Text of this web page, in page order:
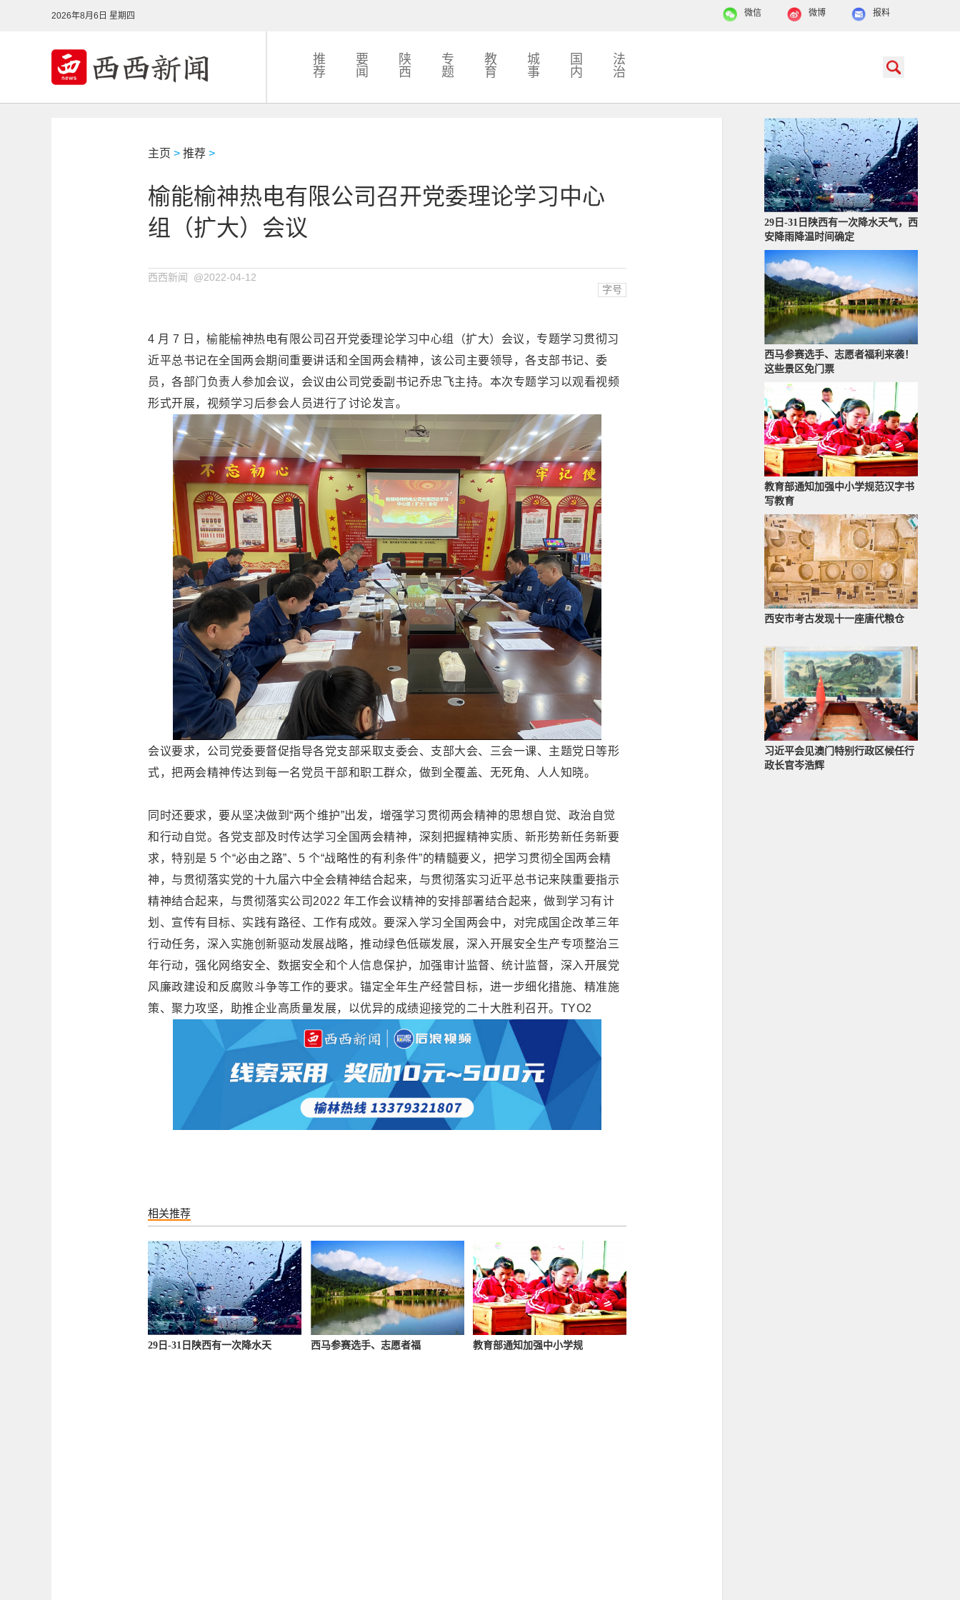
2026年8月6日 星期四 报料
微博
微信
推
荐
要
闻
陕
西
专
题
教
育
城
事
国
内
法
治
主页 > 推荐 >
榆能榆神热电有限公司召开党委理论学习中心
组（扩大）会议
西西新闻 @2022-04-12
字号
4 月 7 日，榆能榆神热电有限公司召开党委理论学习中心组（扩大）会议，专题学习贯彻习
近平总书记在全国两会期间重要讲话和全国两会精神，该公司主要领导，各支部书记、委
员，各部门负责人参加会议，会议由公司党委副书记乔忠飞主持。本次专题学习以观看视频
形式开展，视频学习后参会人员进行了讨论发言。
会议要求，公司党委要督促指导各党支部采取支委会、支部大会、三会一课、主题党日等形
式，把两会精神传达到每一名党员干部和职工群众，做到全覆盖、无死角、人人知晓。
同时还要求，要从坚决做到“两个维护”出发，增强学习贯彻两会精神的思想自觉、政治自觉
和行动自觉。各党支部及时传达学习全国两会精神，深刻把握精神实质、新形势新任务新要
求，特别是 5 个“必由之路”、5 个“战略性的有利条件”的精髓要义，把学习贯彻全国两会精
神，与贯彻落实党的十九届六中全会精神结合起来，与贯彻落实习近平总书记来陕重要指示
精神结合起来，与贯彻落实公司2022 年工作会议精神的安排部署结合起来，做到学习有计
划、宣传有目标、实践有路径、工作有成效。要深入学习全国两会中，对完成国企改革三年
行动任务，深入实施创新驱动发展战略，推动绿色低碳发展，深入开展安全生产专项整治三
年行动，强化网络安全、数据安全和个人信息保护，加强审计监督、统计监督，深入开展党
风廉政建设和反腐败斗争等工作的要求。锚定全年生产经营目标，进一步细化措施、精准施
策、聚力攻坚，助推企业高质量发展，以优异的成绩迎接党的二十大胜利召开。TYO2
相关推荐
29日-31日陕西有一次降水天 西马参赛选手、志愿者福 教育部通知加强中小学规
29日-31日陕西有一次降水天气，西
安降雨降温时间确定
西马参赛选手、志愿者福利来袭！
这些景区免门票
教育部通知加强中小学规范汉字书
写教育
西安市考古发现十一座唐代粮仓
习近平会见澳门特别行政区候任行
政长官岑浩辉